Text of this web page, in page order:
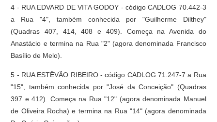
4 - RUA EDVARD DE VITA GODOY - código CADLOG 70.442-3
a Rua "4", também conhecida por "Guilherme Dilthey"
(Quadras 407, 414, 408 e 409). Começa na Avenida do
Anastácio e termina na Rua "2" (agora denominada Francisco
Basílio de Melo).
5 - RUA ESTÊVÃO RIBEIRO - código CADLOG 71.247-7 a Rua
"15", também conhecida por "José da Conceição" (Quadras
397 e 412). Começa na Rua "12" (agora denominada Manuel
de Oliveira Rocha) e termina na Rua "14" (agora denominada